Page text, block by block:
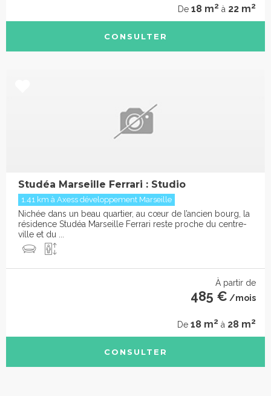
De 18 m2 à 22 m2
CONSULTER
Studéa Marseille Ferrari : Studio
1.41 km à Axess développement Marseille
Nichée dans un beau quartier, au cœur de l’ancien bourg, la
résidence Studéa Marseille Ferrari reste proche du centre-
ville et du ...
À partir de
485 € /mois
De 18 m2 à 28 m2
CONSULTER